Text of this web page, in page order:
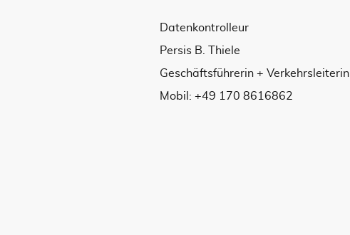
Datenkontrolleur
Persis B. Thiele
Geschäftsführerin + Verkehrsleiterin
Mobil: +49 170 8616862